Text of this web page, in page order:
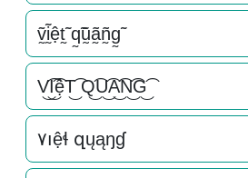
ṽ̰ḭ̃ệt̰̃ q̰̃ṵ̃ã̰ñ̰g̰̃
V͜͡I͜͡ệT͜͡ Q͜͡U͜͡A͜͡N͜͡G͜͡
۷ıệɬ զųąŋɠ